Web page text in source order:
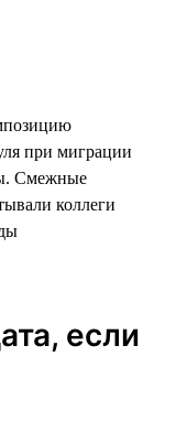
при миграции
Смежные
коллеги
если